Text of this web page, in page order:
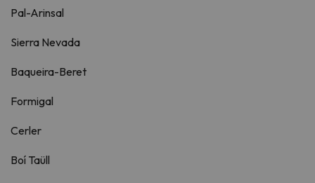
Pal-Arinsal
Sierra Nevada
Baqueira-Beret
Formigal
Cerler
Boí Taüll